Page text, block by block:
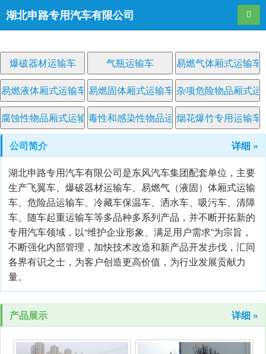
湖北申路专用汽车有限公司 导航
爆破器材运输车 气瓶运输车
易燃气体厢式运输车
易燃液体厢式运输车 易燃固体厢式运输车 杂项危险物品厢式运
腐蚀性物品厢式运输车毒性和感染性物品运输车烟花爆竹专用运输车
公司简介
详细 »
湖北申路专用汽车有限公司是东风汽车集团配套单位，主要
生产飞翼车、爆破器材运输车、易燃气（液固）体厢式运输
车、危险品运输车、冷藏车保温车、洒水车、吸污车、清障
车、随车起重运输车等多品种多系列产品，并不断开拓新的
专用汽车领域，以“维护企业形象、满足用户需求”为宗旨，
不断强化内部管理，加快技术改造和新产品开发步伐，汇同
各界有识之士，为客户创造更高价值，为行业发展贡献力
量。
产品展示 详细 »